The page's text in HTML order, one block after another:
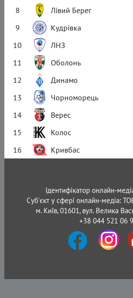
8
Лівий Берег
9
Кудрівка
10
ЛНЗ
11
Оболонь
12
Динамо
13
Чорноморець
14
Верес
15
Колос
16
Кривбас
Ідентифікатор онлайн-
Суб'єкт у сфері онлайн-медіа:
м. Київ, 01601, вул. Велика
+38 044 521 06